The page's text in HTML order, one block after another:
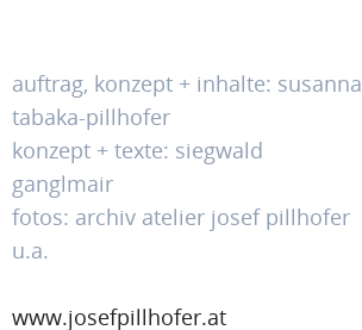
auftrag, konzept + inhalte: susanna
tabaka-pillhofer
konzept + texte: siegwald
ganglmair
fotos: archiv atelier josef pillhofer
u.a.
www.josefpillhofer.at